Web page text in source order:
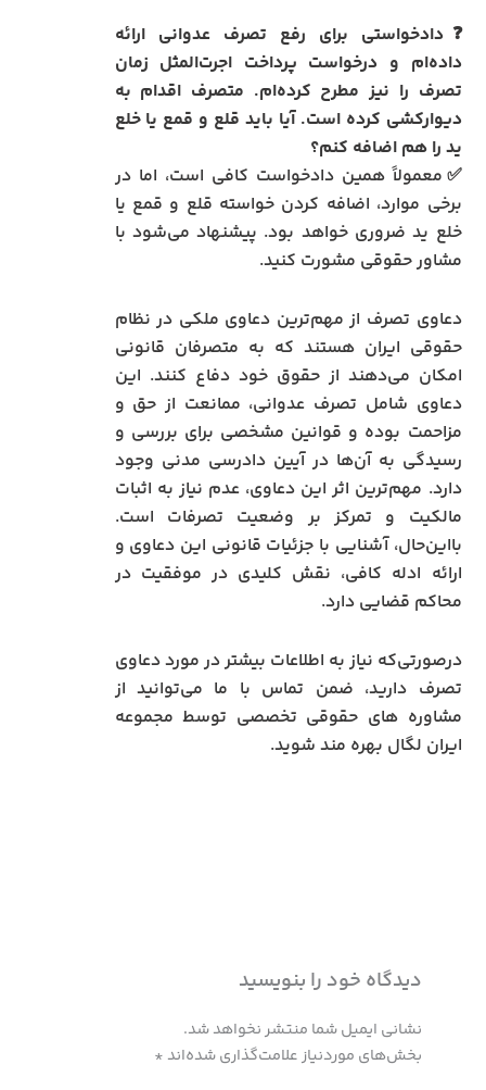
❓دادخواستی برای رفع تصرف عدوانی ارائه
داده‌ام و درخواست پرداخت اجرت‌المثل زمان
تصرف را نیز مطرح کرده‌ام. متصرف اقدام به
دیوارکشی کرده است. آیا باید قلع و قمع یا خلع
ید را هم اضافه کنم؟
✅معمولاً همین دادخواست کافی است، اما در
برخی موارد، اضافه کردن خواسته قلع و قمع یا
خلع ید ضروری خواهد بود. پیشنهاد می‌شود با
مشاور حقوقی مشورت کنید.
دعاوی تصرف از مهم‌ترین دعاوی ملکی در نظام
حقوقی ایران هستند که به متصرفان قانونی
امکان می‌دهند از حقوق خود دفاع کنند. این
دعاوی شامل تصرف عدوانی، ممانعت از حق و
مزاحمت بوده و قوانین مشخصی برای بررسی و
رسیدگی به آن‌ها در آیین دادرسی مدنی وجود
دارد. مهم‌ترین اثر این دعاوی، عدم نیاز به اثبات
مالکیت و تمرکز بر وضعیت تصرفات است.
بااین‌حال، آشنایی با جزئیات قانونی این دعاوی و
ارائه ادله کافی، نقش کلیدی در موفقیت در
محاکم قضایی دارد.
درصورتی‌که نیاز به اطلاعات بیشتر در مورد دعاوی
تصرف دارید، ضمن تماس با ما می‌توانید از
مشاوره‌ های حقوقی تخصصی توسط مجموعه
ایران لگال بهره‌ مند شوید.
دیدگاه‌ خود را بنویسید
نشانی ایمیل شما منتشر نخواهد شد.
بخش‌های موردنیاز علامت‌گذاری شده‌اند *